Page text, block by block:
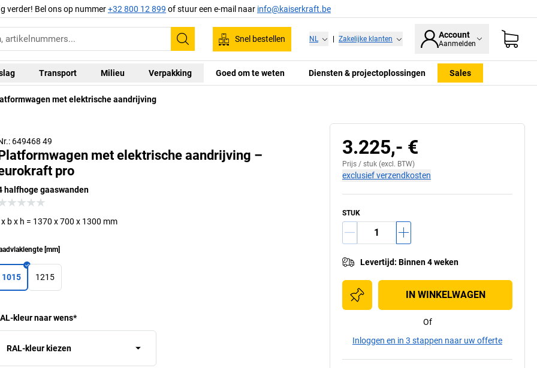
verder! Bel ons op nummer+32 800 12 899 of stuur een e-mail naar info@kaiserkraft.be
Zoeken
Snel bestellen NL Zakelijke klanten Account
Aanmelden
Transport Milieu Verpakking Goed om te weten Diensten & projectoplossingen Sales
met elektrische aandrijving
649468 49
met elektrische aandrijving –
pro
halfhoge gaaswanden
x b x h = 1370 x 700 x 1300 mm
[mm]
1015 1215
kleur naar wens*
RAL-kleur kiezen
3.225,- €
Prijs / stuk (excl. BTW)
exclusief verzendkosten
STUK
Levertijd: Binnen 4 weken
IN WINKELWAGEN
Of
Inloggen en in 3 stappen naar uw offerte